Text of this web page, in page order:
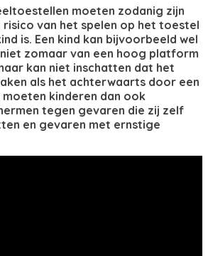
moeten zodanig zijn
van het spelen op het toestel
is. Een kind kan bijvoorbeeld wel
zomaar van een hoog platform
kan niet inschatten dat het
als het achterwaarts door een
moeten kinderen dan ook
tegen gevaren die zij zelf
en gevaren met ernstige